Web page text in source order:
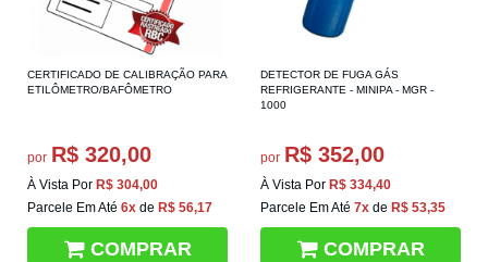
CERTIFICADO DE CALIBRAÇÃO PARA
ETILÔMETRO/BAFÔMETRO
por R$ 320,00
À Vista Por R$ 304,00
Parcele Em Até 6x de R$ 56,17
COMPRAR
DETECTOR DE FUGA GÁS
REFRIGERANTE - MINIPA - MGR -
1000
por R$ 352,00
À Vista Por R$ 334,40
Parcele Em Até 7x de R$ 53,35
COMPRAR